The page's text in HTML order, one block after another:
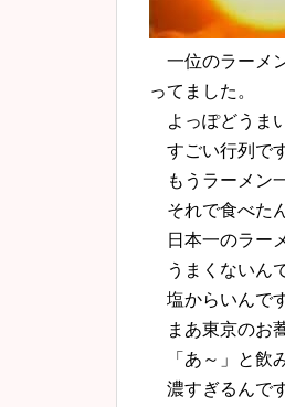
一位のラーメ
ってました。
よっぽどうま
すごい行列で
もうラーメン
それで食べた
日本一のラー
うまくないん
塩からいんです
まあ東京のお
「あ～」と飲
濃すぎるんです